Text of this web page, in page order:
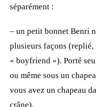
séparément :
– un petit bonnet Benri
plusieurs façons
« boyfriend »). Porté
ou même sous un
vous avez un chapeau
crâne).